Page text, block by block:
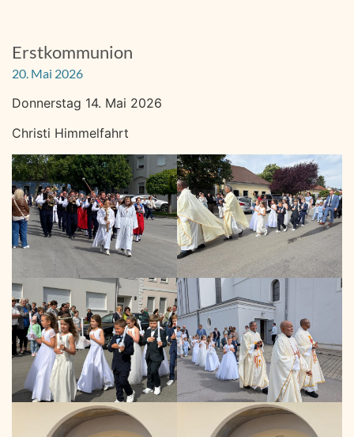
Erstkommunion
20. Mai 2026
Donnerstag 14. Mai 2026
Christi Himmelfahrt